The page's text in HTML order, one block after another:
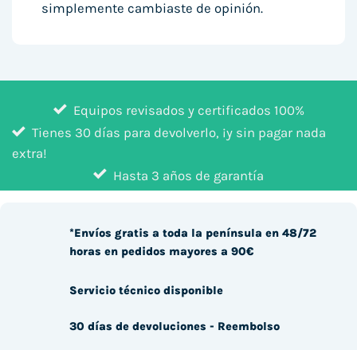
simplemente cambiaste de opinión.
Equipos revisados y certificados 100%
Tienes 30 días para devolverlo, ¡y sin pagar nada
extra!
Hasta 3 años de garantía
*Envíos gratis a toda la península en 48/72
horas en pedidos mayores a 90€
Servicio técnico disponible
30 días de devoluciones - Reembolso